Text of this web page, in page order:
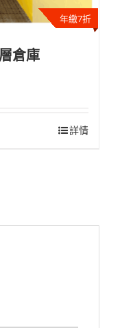
年繳7折
倉庫
詳情